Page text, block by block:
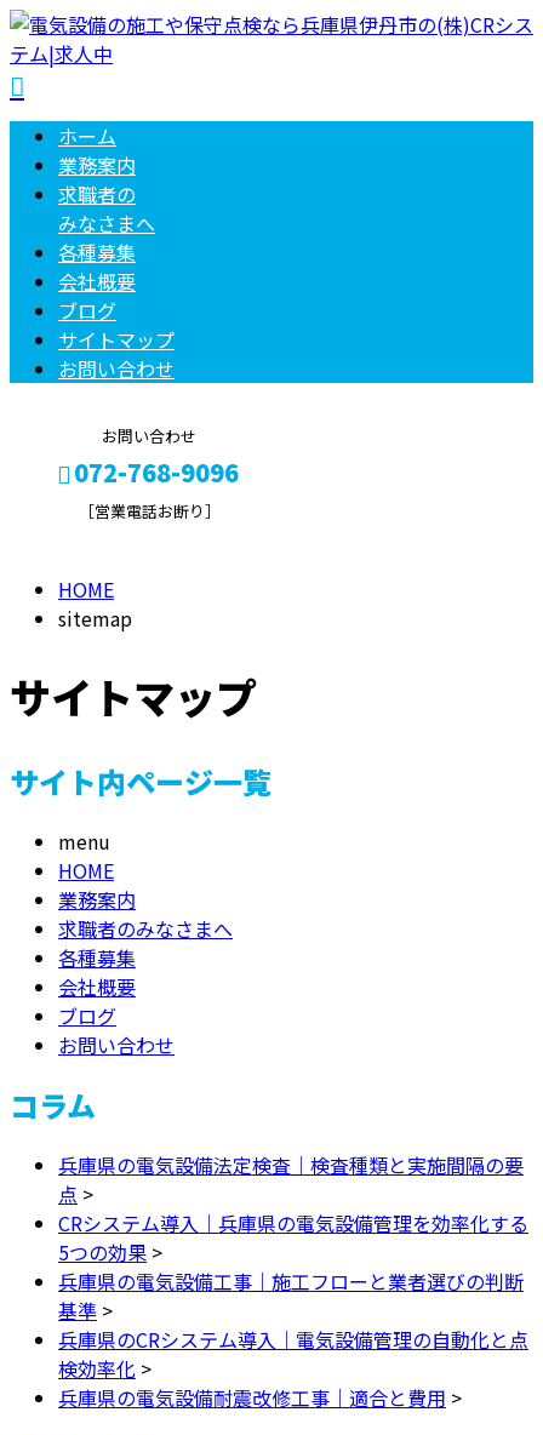
ホーム
業務案内
求職者の
みなさまへ
各種募集
会社概要
ブログ
サイトマップ
お問い合わせ
お問い合わせ
072-768-9096
［営業電話お断り］
メールフォーム
HOME
sitemap
サイトマップ
サイト内ページ一覧
menu
HOME
業務案内
求職者のみなさまへ
各種募集
会社概要
ブログ
お問い合わせ
コラム
兵庫県の電気設備法定検査｜検査種類と実施間隔の要
点 >
CRシステム導入｜兵庫県の電気設備管理を効率化する
5つの効果 >
兵庫県の電気設備工事｜施工フローと業者選びの判断
基準 >
兵庫県のCRシステム導入｜電気設備管理の自動化と点
検効率化 >
兵庫県の電気設備耐震改修工事｜適合と費用 >